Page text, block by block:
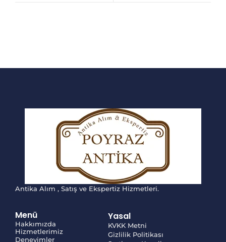
Antika Alım , Satış ve Ekspertiz Hizmetleri.
Menü
Hakkımızda
Hizmetlerimiz
Deneyimler
Yasal
KVKK Metni
Gizlilik Politikası